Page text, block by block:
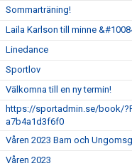
Sommarträning!
Laila Karlson till minne
Linedance
Sportlov
Välkomna till en ny termin!
https://sportadmin.se/book/
a7b4a1d3f6f0
Våren 2023 Barn och
Våren 2023